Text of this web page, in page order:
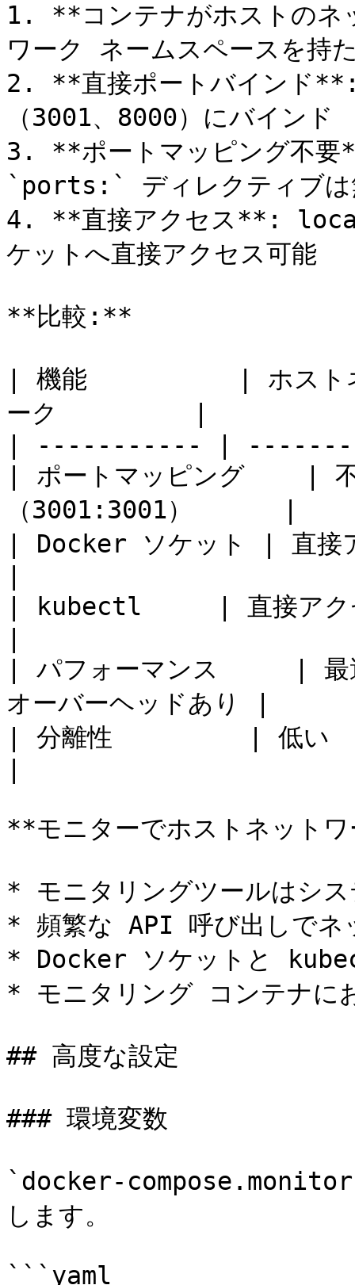
1. **コンテナがホストのネ
ワーク ネームスペースを持
2. **直接ポートバインド
（3001、8000）にバインド
3. **ポートマッピング不
`ports:` ディレクティブは
4. **直接アクセス**:
ケットへ直接アクセス可能
**比較:**
| 機能          | ホストネ
ーク         |
| ----------- |
| ポートマッピング
（3001:3001）      |
| Docker ソケット | 直接
| kubectl     | 直接アク
| パフォーマンス     |
オーバーヘッドあり |
| 分離性         | 低
**モニターでホストネット
* モニタリングツールはシ
* 頻繁な API 呼び出しでネ
* Docker ソケットと
* モニタリング コンテナに
## 高度な設定
### 環境変数
`docker-
します。
```yaml